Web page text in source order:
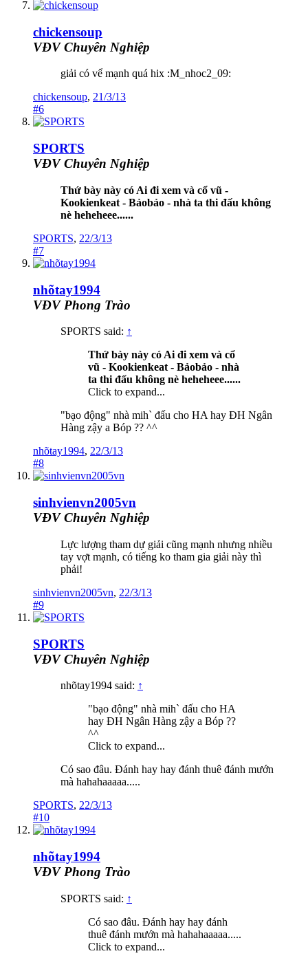
chickensoup
VĐV Chuyên Nghiệp
giải có vể mạnh quá hix :M_nhoc2_09:
chickensoup, 21/3/13
#6
SPORTS
VĐV Chuyên Nghiệp
Thứ bày này có Ai đi xem và cổ vũ -
Kookienkeat - Bảobảo - nhà ta thi đấu không
nè heheheee......
SPORTS, 22/3/13
#7
nhõtay1994
VĐV Phong Trào
SPORTS said: ↑
Thứ bày này có Ai đi xem và cổ
vũ - Kookienkeat - Bảobảo - nhà
ta thi đấu không nè heheheee......
Click to expand...
"bạo động" nhà mih` đấu cho HA hay ĐH Ngân
Hàng zậy a Bóp ?? ^^
nhõtay1994, 22/3/13
#8
sinhvienvn2005vn
VĐV Chuyên Nghiệp
Lực lượng tham dự giải cũng mạnh nhưng nhiều
tay vợt mạnh, có tiếng ko tham gia giải này thì
phải!
sinhvienvn2005vn, 22/3/13
#9
SPORTS
VĐV Chuyên Nghiệp
nhõtay1994 said: ↑
"bạo động" nhà mih` đấu cho HA
hay ĐH Ngân Hàng zậy a Bóp ??
^^
Click to expand...
Có sao đâu. Đánh hay hay đánh thuê đánh mướn
mà hahahaaaaa.....
SPORTS, 22/3/13
#10
nhõtay1994
VĐV Phong Trào
SPORTS said: ↑
Có sao đâu. Đánh hay hay đánh
thuê đánh mướn mà hahahaaaaa.....
Click to expand...